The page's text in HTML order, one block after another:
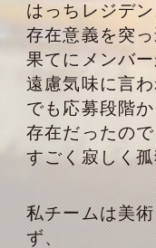
はっちレジデ
存在意義を突
果てにメンバ
遠慮気味に言
でも応募段階
存在だったの
すごく寂しく
私チームは美
ず、